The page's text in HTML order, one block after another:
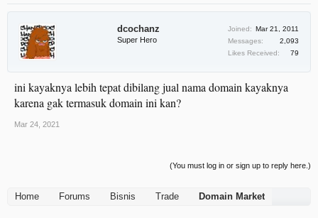
dcochanz
Super Hero
Joined: Mar 21, 2011
Messages:
2,093
Likes Received:
79
ini kayaknya lebih tepat dibilang jual nama domain kayaknya
karena gak termasuk domain ini kan?
Mar 24, 2021
(You must log in or sign up to reply here.)
Home Forums Bisnis Trade Domain Market